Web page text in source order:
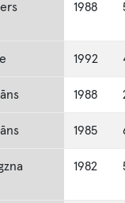
1988
1992
1988
1985
1982